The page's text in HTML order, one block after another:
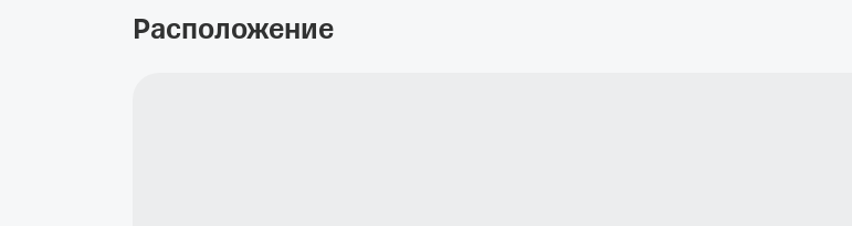
Расположение